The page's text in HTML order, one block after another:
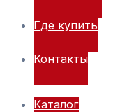
Где купить
Контакты
Каталог